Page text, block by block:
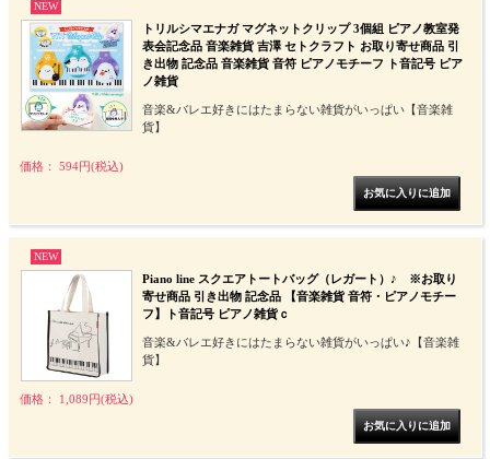
NEW
トリルシマエナガ マグネットクリップ 3個組 ピアノ教室発
表会記念品 音楽雑貨 吉澤 セトクラフト お取り寄せ商品 引
き出物 記念品 音楽雑貨 音符 ピアノモチーフ ト音記号 ピア
ノ雑貨
音楽&バレエ好きにはたまらない雑貨がいっぱい【音楽雑
貨】
価格： 594円(税込)
NEW
Piano line スクエアトートバッグ（レガート）♪ ※お取り
寄せ商品 引き出物 記念品 【音楽雑貨 音符・ピアノモチー
フ】ト音記号 ピアノ雑貨ｃ
音楽&バレエ好きにはたまらない雑貨がいっぱい♪【音楽雑
貨】
価格： 1,089円(税込)